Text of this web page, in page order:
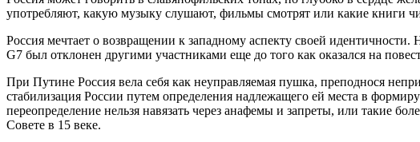
употребляют, какую музыку слушают, фильмы смотрят или какие книги
Россия мечтает о возвращении к западному аспекту своей
G7 был отклонен другими участниками еще до того как оказался на
При Путине Россия вела себя как неуправляемая пушка, преподнося
стабилизация России путем определения надлежащего ей места в
переопределение нельзя навязать через анафемы и запреты, или такие
Совете в 15 веке.